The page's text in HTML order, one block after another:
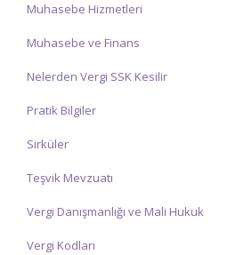
Muhasebe Hizmetleri
Muhasebe ve Finans
Nelerden Vergi SSK Kesilir
Pratik Bilgiler
Sirküler
Teşvik Mevzuatı
Vergi Danışmanlığı ve Mali Hukuk
Vergi Kodları